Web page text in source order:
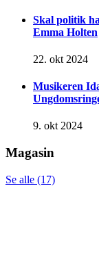
Skal politik
Emma Holten
22. okt 2024
Musikeren
9. okt 2024
Magasin
Se alle (17)